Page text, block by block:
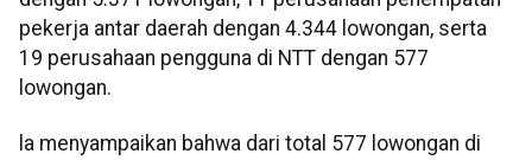
pekerja antar daerah dengan 4.344 lowongan, serta
19 perusahaan pengguna di NTT dengan 577
lowongan.
la menyampaikan bahwa dari total 577 lowongan di